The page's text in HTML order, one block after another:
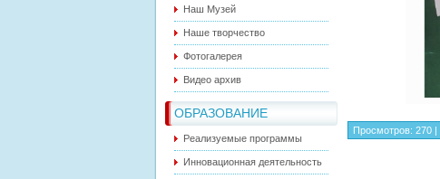
Наш Музей
Наше творчество
Фотогалерея
Видео архив
ОБРАЗОВАНИЕ
Реализуемые программы
Инновационная деятельность
Просмотров: 270 |